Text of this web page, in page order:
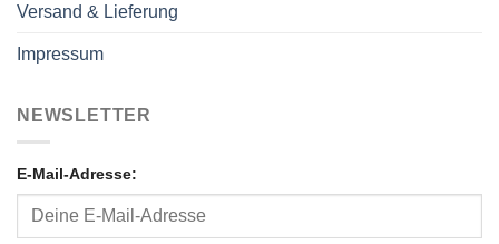
Versand & Lieferung
Impressum
NEWSLETTER
E-Mail-Adresse: